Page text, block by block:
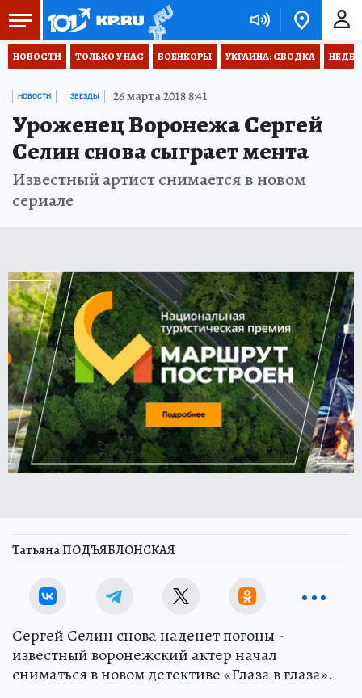
НОВОСТИ ТОЛЬКО У НАС ВОЕНКОРЫ УКРАИНА: СВОДКА
НОВОСТИ ЗВЕЗДЫ 26 марта 2018 8:41
Уроженец Воронежа Сергей
Селин снова сыграет мента
Известный артист снимается в новом
сериале
Татьяна ПОДЪЯБЛОНСКАЯ
Сергей Селин снова наденет погоны -
известный воронежский актер начал
сниматься в новом детективе «Глаза в глаза».